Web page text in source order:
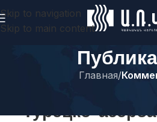
Skip to navigation
Skip to main content
Главная/
Турецко-